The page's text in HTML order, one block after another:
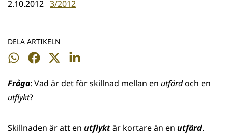
2.10.2012 3/2012
DELA ARTIKELN
Dela
WhatsApp
Dela
Facebook
Dela
Twitter
Dela
LinkedIn
Fråga: Vad är det för skillnad mellan en utfärdoch en
utflykt?
Skillnaden är att en utflyktär kortare än en utfärd.